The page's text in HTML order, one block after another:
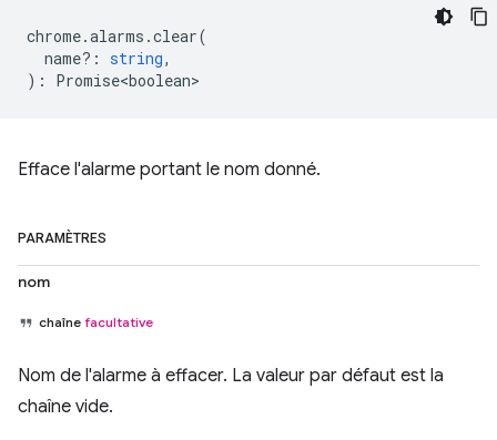
chrome.alarms .clear(
name? : string,
) : Promise<boolean>
Efface l'alarme portant le nom donné.
PARAMÈTRES
nom
chaîne facultative
Nom de l'alarme à effacer. La valeur par défaut est la
chaîne vide.